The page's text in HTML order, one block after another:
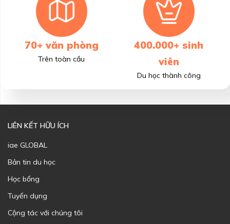
70+ văn phòng
Trên toàn cầu
400.000+ sinh
viên
Du học thành công
LIÊN KẾT HỮU ÍCH
iae GLOBAL
Bản tin du học
Học bổng
Tuyển dụng
Cộng tác với chúng tôi